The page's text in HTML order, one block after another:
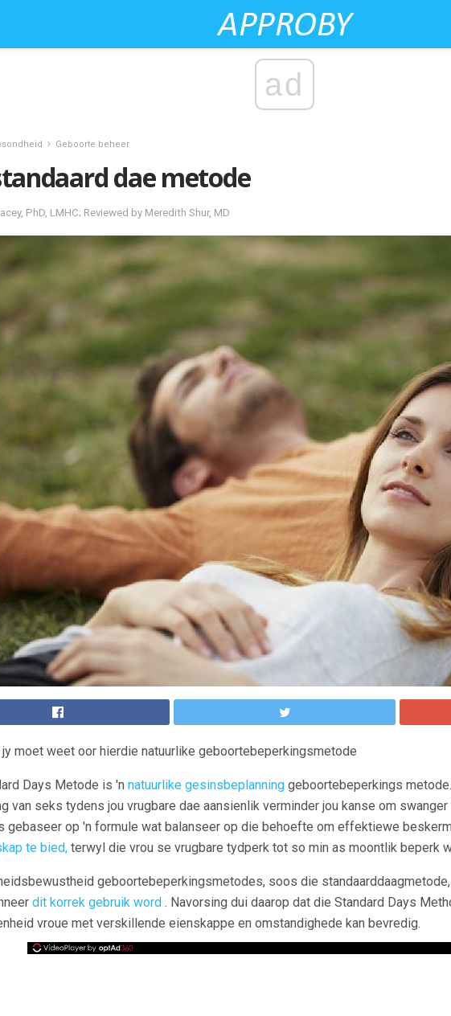
ad
Geboorte beheer
dae metode
PhD, LMHC; Reviewed by Meredith Shur, MD
moet weet oor hierdie natuurlike geboortebeperkingsmetode
Days Metode is 'n natuurlike gesinsbeplanning geboortebeperkings
van seks tydens jou vrugbare dae aansienlik verminder jou kanse om swanger
gebaseer op 'n formule wat balanseer op die behoefte om effektiewe
te bied, terwyl die vrou se vrugbare tydperk tot so min as moontlik beperk
geboortebeperkingsmetodes, soos die
dit korrek gebruik word . Navorsing dui daarop dat die Standard Days
vroue met verskillende eienskappe en omstandighede kan bevredig.